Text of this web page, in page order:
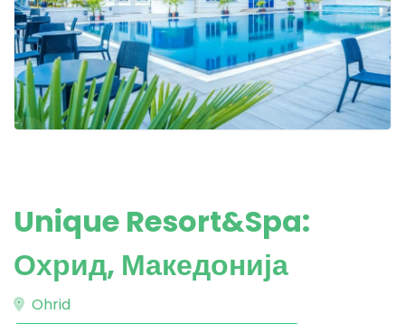
Unique Resort&Spa:
Охрид, Македонија
Ohrid